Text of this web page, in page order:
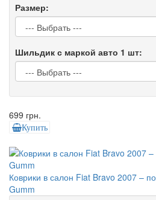
Размер:
Шильдик с маркой авто 1 шт:
699 грн.
Купить
Коврики в салон Fiat Bravo 2007 –
Gumm